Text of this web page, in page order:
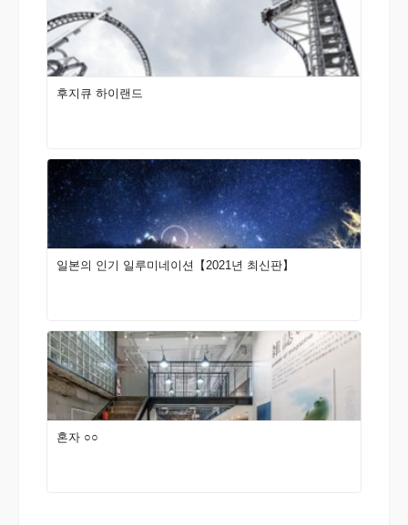
후지큐 하이랜드
일본의 인기 일루미네이션【2021년 최신판】
혼자 ○○